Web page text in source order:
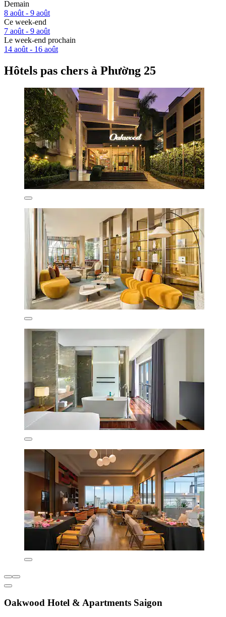
Demain
8 août - 9 août
Ce week-end
7 août - 9 août
Le week-end prochain
14 août - 16 août
Hôtels pas chers à Phường 25
Oakwood Hotel & Apartments Saigon